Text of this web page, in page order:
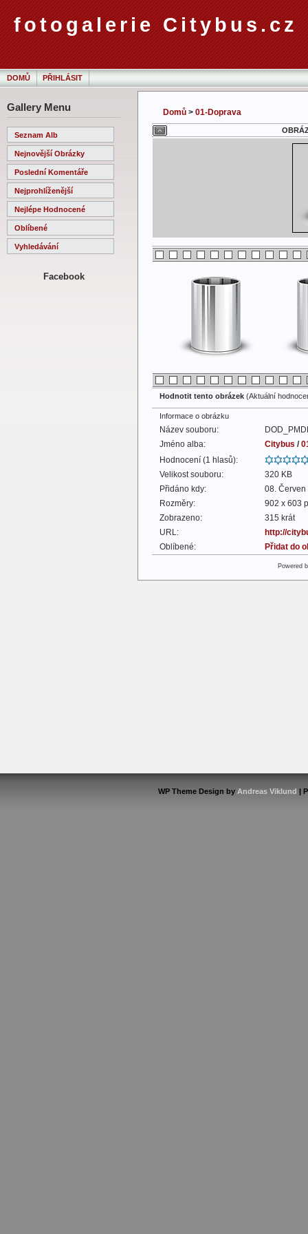
fotogalerie Citybus.cz
DOMŮ PŘIHLÁSIT
Gallery Menu
Seznam Alb
Nejnovější Obrázky
Poslední Komentáře
Nejprohlíženější
Nejlépe Hodnocené
Oblíbené
Vyhledávání
Facebook
Domů > 01-Doprava
Hodnotit tento obrázek (Aktuální
Informace o obrázku
Název souboru:
Jméno alba:
Citybus /
Hodnocení (1 hlasů):
Velikost souboru:
320 KB
Přidáno kdy:
08. Červen
Rozměry:
902 x 603
Zobrazeno:
315 krát
URL:
http://
Oblíbené:
Přidat do
Powered
WP Theme Design by Andreas Viklund |